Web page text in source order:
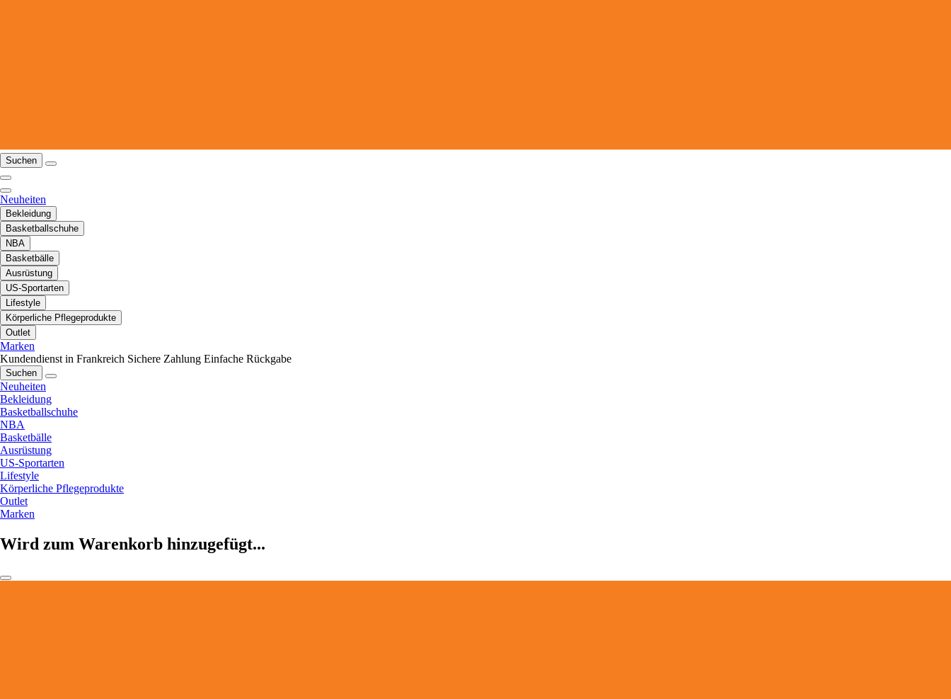
Suchen
Neuheiten
Bekleidung
Basketballschuhe
NBA
Basketbälle
Ausrüstung
US-Sportarten
Lifestyle
Körperliche Pflegeprodukte
Outlet
Marken
Kundendienst in Frankreich Sichere Zahlung Einfache Rückgabe
Suchen
Neuheiten
Bekleidung
Basketballschuhe
NBA
Basketbälle
Ausrüstung
US-Sportarten
Lifestyle
Körperliche Pflegeprodukte
Outlet
Marken
Wird zum Warenkorb hinzugefügt...